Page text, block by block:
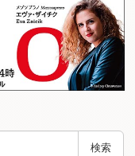
検索